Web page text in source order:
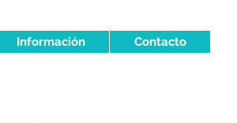
Información Contacto